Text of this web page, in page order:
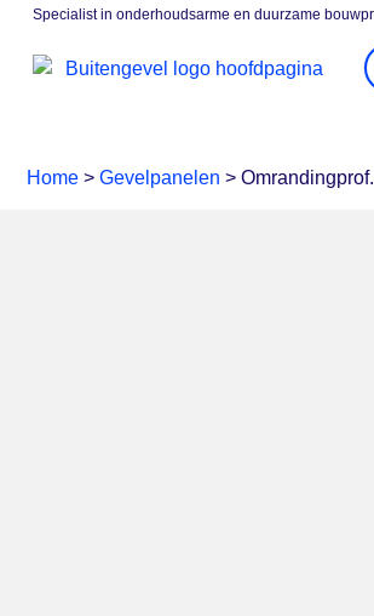
Specialist in onderhoudsarme en duurzame
Home > Gevelpanelen >